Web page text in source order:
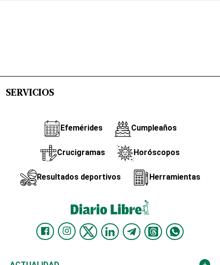
SERVICIOS
Efemérides Cumpleaños
Crucigramas Horóscopos
Resultados deportivos Herramientas